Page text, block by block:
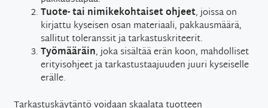
Tuote- tai nimikekohtaiset ohjeet, joissa on
kirjattu kyseisen osan materiaali, pakkausmäärä,
sallitut toleranssit ja tarkastuskriteerit.
Työmääräin, joka sisältää erän koon, mahdolliset
erityisohjeet ja tarkastustaajuuden juuri kyseiselle
erälle.